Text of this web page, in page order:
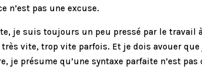
n’est pas une excuse.
je suis toujours un peu pressé par le
vite, trop vite parfois. Et je dois avouer
je présume qu’une syntaxe parfaite n’est